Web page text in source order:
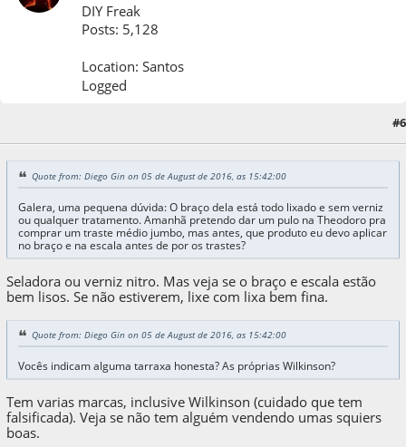
DIY Freak
Posts: 5,128
Location: Santos
Logged
#6
Quote from: Diego Gin on 05 de August de 2016, as 15:42:00
Galera, uma pequena dúvida: O braço dela está todo lixado e sem verniz
ou qualquer tratamento. Amanhã pretendo dar um pulo na Theodoro pra
comprar um traste médio jumbo, mas antes, que produto eu devo aplicar
no braço e na escala antes de por os trastes?
Seladora ou verniz nitro. Mas veja se o braço e escala estão
bem lisos. Se não estiverem, lixe com lixa bem fina.
Quote from: Diego Gin on 05 de August de 2016, as 15:42:00
Vocês indicam alguma tarraxa honesta? As próprias Wilkinson?
Tem varias marcas, inclusive Wilkinson (cuidado que tem
falsificada). Veja se não tem alguém vendendo umas squiers
boas.